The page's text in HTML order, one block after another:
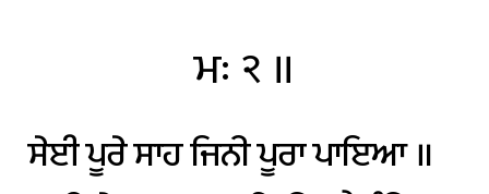
ਮਃ੨ ॥
ਸੇਈਪੂਰੇਸਾਹਜਿਨੀਪੂਰਾਪਾਇਆ॥